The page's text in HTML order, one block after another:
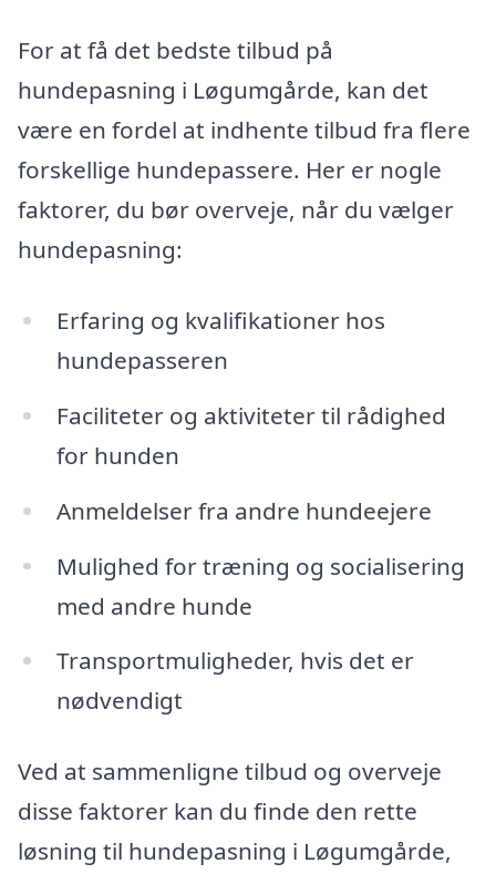
For at få det bedste tilbud på
hundepasning i Løgumgårde, kan det
være en fordel at indhente tilbud fra flere
forskellige hundepassere. Her er nogle
faktorer, du bør overveje, når du vælger
hundepasning:
Erfaring og kvalifikationer hos
hundepasseren
Faciliteter og aktiviteter til rådighed
for hunden
Anmeldelser fra andre hundeejere
Mulighed for træning og socialisering
med andre hunde
Transportmuligheder, hvis det er
nødvendigt
Ved at sammenligne tilbud og overveje
disse faktorer kan du finde den rette
løsning til hundepasning i Løgumgårde,